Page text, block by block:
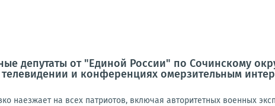
депутаты от "Единой России" по Сочинскому
и конференциях омерзительным
наезжает на всех патриотов, включая авторитетных военных